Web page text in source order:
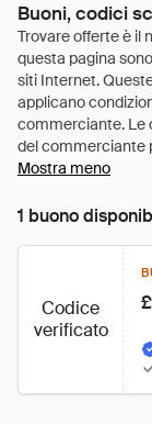
Buoni, codici
Mostra meno
1 buono
Codice
verificato